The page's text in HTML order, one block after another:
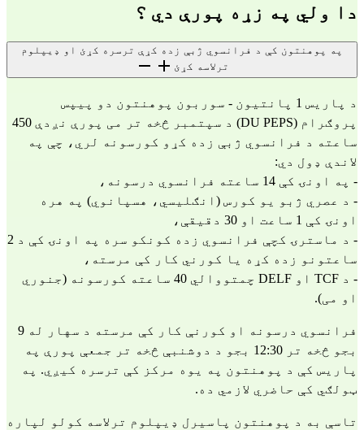
دا ولي په زړه پورې دي ؟
په پوهنتون کې د فرانسوي ژبې زده کړې ترسره کړئ او ډیپلوم
ترلاسه کړئ
د پاریس 1 پانتیون - سوربون پوهنتون دو پیپس
پروګرام (DU PEPS) د سپتمبر څخه تر می پورې نږدې 450
ساعته د فرانسوي ژبې زده کړو کورسونه لري، چې په
لاندې ډول دي:
- په اونۍ کې 14 ساعته فرانسوي درسونه،
- د عصري ژبو یو کورس (انګلیسي، هسپانوي) په هره
اونۍ کې 1 ساعت او 30 دقیقې،
- د ماسترۍ کچې فرانسوي زده کونکو سره په اونۍ کې د 2
ساعتونو زده کړه یا کورني کار کې مرسته،
- د TCF او DELF چمتووالي 40 ساعته کورسونه (جنوري
او می).
فرانسوي درسونه او کورنې کار کې مرسته د سهار له 9
بجو څخه تر 12:30 بجو د دوشنبې څخه تر جمعې پورې په
پاریس کې د پوهنتون په یوه مرکز کې ترسره کیږي. په
ټولګي کې حاضري لازمي ده.
تاسې به د پوهنتون پاسیرل ډیپلوم ترلاسه کولو لپاره